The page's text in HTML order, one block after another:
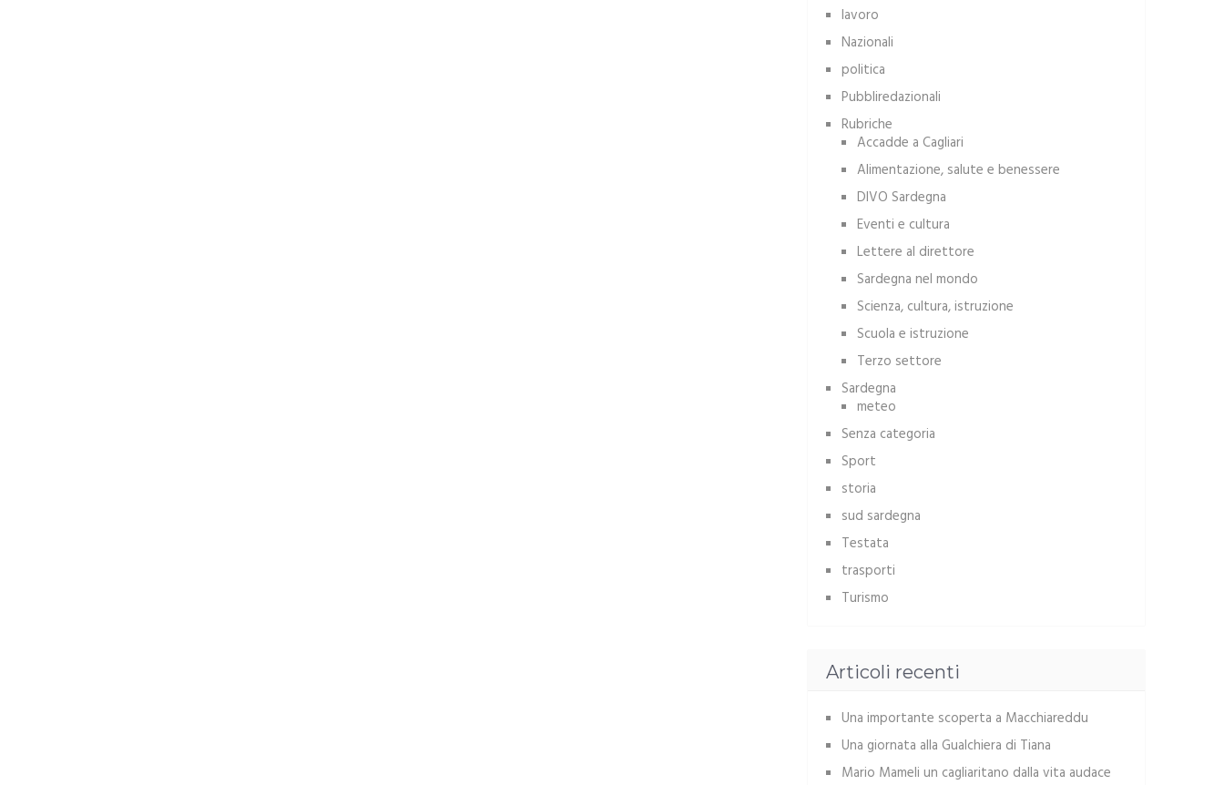
lavoro
Nazionali
politica
Pubbliredazionali
Rubriche
Accadde a Cagliari
Alimentazione, salute e benessere
DIVO Sardegna
Eventi e cultura
Lettere al direttore
Sardegna nel mondo
Scienza, cultura, istruzione
Scuola e istruzione
Terzo settore
Sardegna
meteo
Senza categoria
Sport
storia
sud sardegna
Testata
trasporti
Turismo
Articoli recenti
Una importante scoperta a Macchiareddu
Una giornata alla Gualchiera di Tiana
Mario Mameli un cagliaritano dalla vita audace